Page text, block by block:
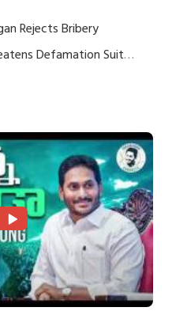
Rejects Bribery
Defamation Suit